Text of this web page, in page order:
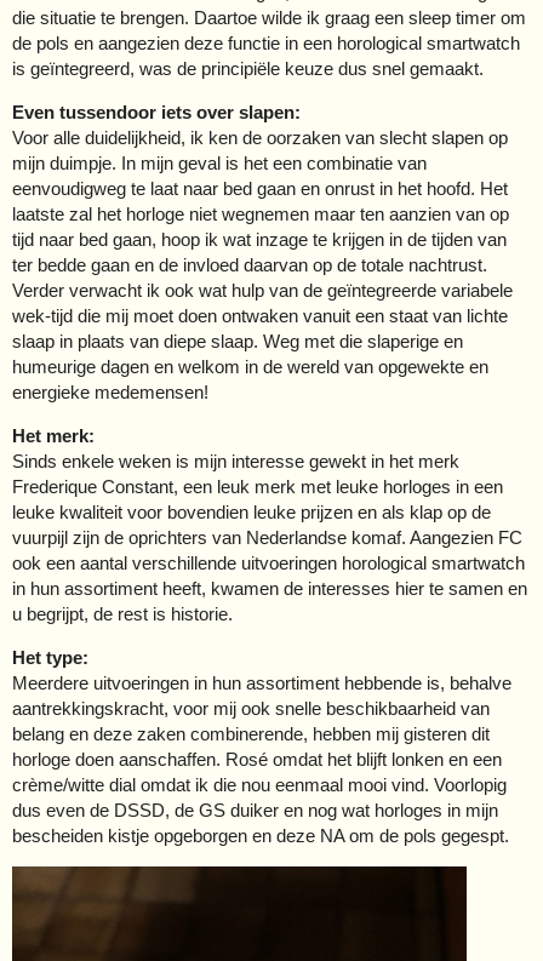
die situatie te brengen. Daartoe wilde ik graag een sleep timer om
de pols en aangezien deze functie in een horological smartwatch
is geïntegreerd, was de principiële keuze dus snel gemaakt.
Even tussendoor iets over slapen:
Voor alle duidelijkheid, ik ken de oorzaken van slecht slapen op
mijn duimpje. In mijn geval is het een combinatie van
eenvoudigweg te laat naar bed gaan en onrust in het hoofd. Het
laatste zal het horloge niet wegnemen maar ten aanzien van op
tijd naar bed gaan, hoop ik wat inzage te krijgen in de tijden van
ter bedde gaan en de invloed daarvan op de totale nachtrust.
Verder verwacht ik ook wat hulp van de geïntegreerde variabele
wek-tijd die mij moet doen ontwaken vanuit een staat van lichte
slaap in plaats van diepe slaap. Weg met die slaperige en
humeurige dagen en welkom in de wereld van opgewekte en
energieke medemensen!
Het merk:
Sinds enkele weken is mijn interesse gewekt in het merk
Frederique Constant, een leuk merk met leuke horloges in een
leuke kwaliteit voor bovendien leuke prijzen en als klap op de
vuurpijl zijn de oprichters van Nederlandse komaf. Aangezien FC
ook een aantal verschillende uitvoeringen horological smartwatch
in hun assortiment heeft, kwamen de interesses hier te samen en
u begrijpt, de rest is historie.
Het type:
Meerdere uitvoeringen in hun assortiment hebbende is, behalve
aantrekkingskracht, voor mij ook snelle beschikbaarheid van
belang en deze zaken combinerende, hebben mij gisteren dit
horloge doen aanschaffen. Rosé omdat het blijft lonken en een
crème/witte dial omdat ik die nou eenmaal mooi vind. Voorlopig
dus even de DSSD, de GS duiker en nog wat horloges in mijn
bescheiden kistje opgeborgen en deze NA om de pols gegespt.